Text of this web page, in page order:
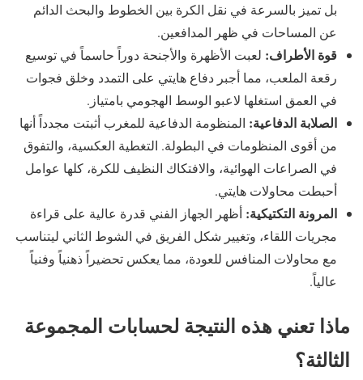
بل تميز بالسرعة في نقل الكرة بين الخطوط والبحث الدائم
عن المساحات في ظهر المدافعين.
قوة الأطراف: لعبت الأظهرة والأجنحة دوراً حاسماً في توسيع
رقعة الملعب، مما أجبر دفاع هايتي على التمدد وخلق فجوات
في العمق استغلها لاعبو الوسط الهجومي بامتياز.
الصلابة الدفاعية: المنظومة الدفاعية للمغرب أثبتت مجدداً أنها
من أقوى المنظومات في البطولة. التغطية العكسية، والتفوق
في الصراعات الهوائية، والافتكاك النظيف للكرة، كلها عوامل
أحبطت محاولات هايتي.
المرونة التكتيكية: أظهر الجهاز الفني قدرة عالية على قراءة
مجريات اللقاء، وتغيير شكل الفريق في الشوط الثاني ليتناسب
مع محاولات المنافس للعودة، مما يعكس تحضيراً ذهنياً وفنياً
عالياً.
ماذا تعني هذه النتيجة لحسابات المجموعة
الثالثة؟